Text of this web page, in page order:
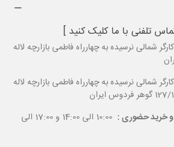
تلفنی با ما کلیک کنید ]
شمالی نرسیده به چهارراه فاطمی بازارچه لاله
شمالی نرسیده به چهارراه فاطمی بازارچه لاله
و خرید حضوری :
10:00 الی 14:00 و 17:00 الی